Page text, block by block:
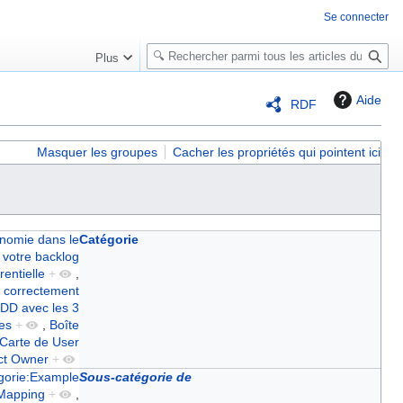
RDF Aide
Masquer les groupes Cacher les propriétés qui pointent ici
Catégorie
dans le
backlog
+
correctement
avec les 3
+
Boîte
de User
Owner +
Sous-catégorie de
+
Se connecter
Plus
R
e
e
r
e